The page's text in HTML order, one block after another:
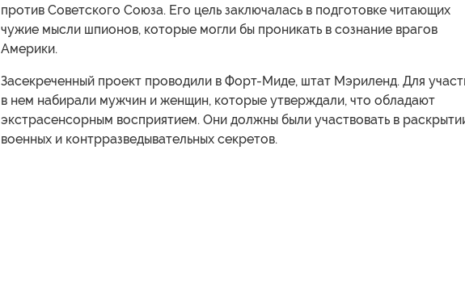
против Советского Союза. Его цель заключалась в подготовке читающих
чужие мысли шпионов, которые могли бы проникать в сознание врагов
Америки.
Засекреченный проект проводили в Форт-Миде, штат Мэриленд. Для
в нем набирали мужчин и женщин, которые утверждали, что обладают
экстрасенсорным восприятием. Они должны были участвовать в
военных и контрразведывательных секретов.